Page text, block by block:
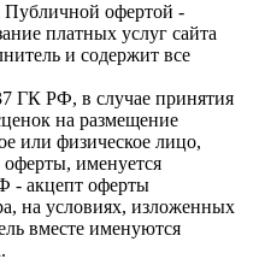
Публичной офертой -
платных услуг сайта
и содержит все
ГК РФ, в случае принятия
на размещение
или физическое лицо,
именуется
- акцепт оферты
на условиях, изложенных
вместе именуются